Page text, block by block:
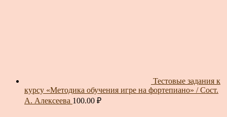
Тестовые задания к
курсу «Методика обучения игре на фортепиано» / Сост.
А. Алексеева 100.00 ₽